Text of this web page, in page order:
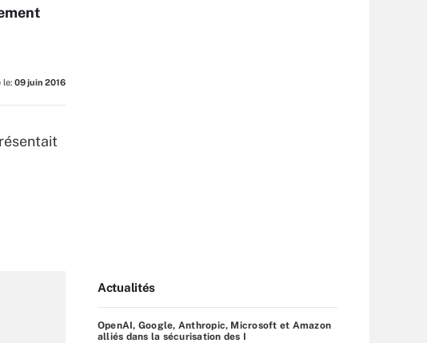
le: 09 juin 2016
Actualités
OpenAI, Google, Anthropic, Microsoft et Amazon
alliés dans la sécurisation des I